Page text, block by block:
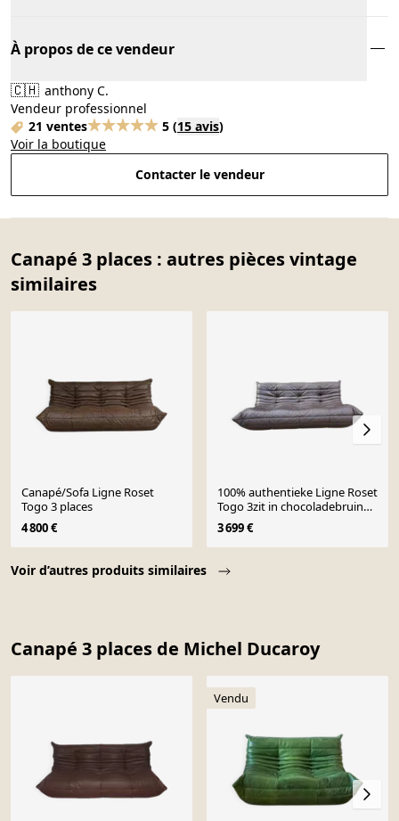
À propos de ce vendeur
🇨🇭 anthony C.
Vendeur professionnel
21 ventes
5 (15 avis)
Voir la boutique
Contacter le vendeur
Canapé 3 places : autres pièces vintage
similaires
Voir d’autres produits similaires
Canapé/Sofa Ligne Roset
Togo 3 places
4 800 €
100% authentieke Ligne Roset
Togo 3zit in chocoladebruin
origineel leder
3 699 €
Canapé 3 places de Michel Ducaroy
Vendu